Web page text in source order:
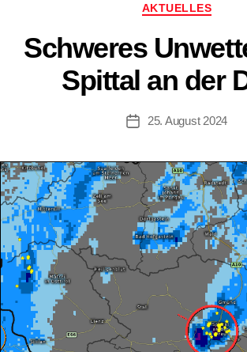
Kategorien
AKTUELLES
Schweres
Spittal an der
Beitragsdatum
25. August 2024